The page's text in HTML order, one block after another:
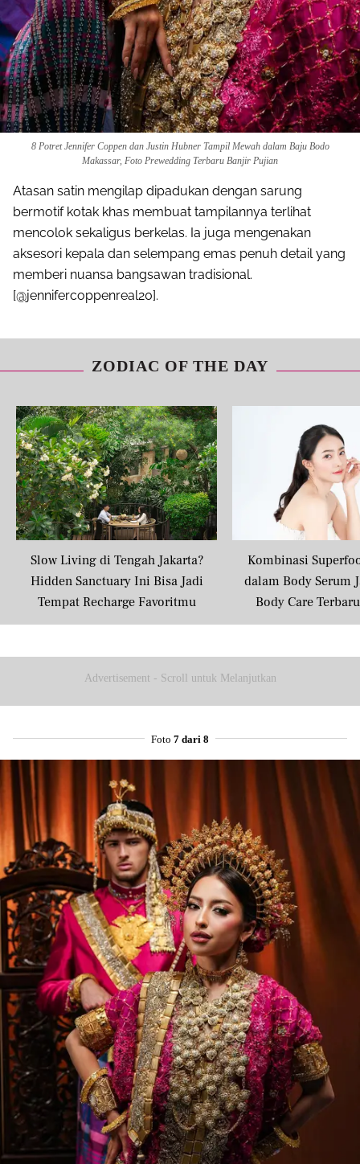
8 Potret Jennifer Coppen dan Justin Hubner Tampil Mewah dalam Baju Bodo
Makassar, Foto Prewedding Terbaru Banjir Pujian
Atasan satin mengilap dipadukan dengan sarung
bermotif kotak khas membuat tampilannya terlihat
mencolok sekaligus berkelas. Ia juga mengenakan
aksesori kepala dan selempang emas penuh detail yang
memberi nuansa bangsawan tradisional.
[@jennifercoppenreal20].
ZODIAC OF THE DAY
Slow Living di Tengah Jakarta?
Hidden Sanctuary Ini Bisa Jadi
Tempat Recharge Favoritmu
Kombinasi
dalam Body Serum
Body Care
Masyarakat
Advertisement - Scroll untuk Melanjutkan
Foto 7 dari 8